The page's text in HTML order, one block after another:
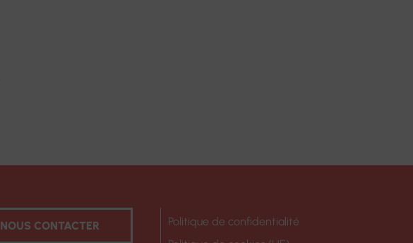
NOUS CONTACTER
Politique de confidentialité